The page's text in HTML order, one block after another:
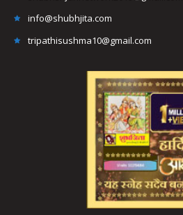
info@shubhjita.com
tripathisushma10@gmail.com